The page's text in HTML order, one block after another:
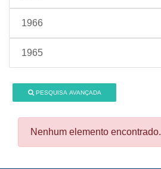
1966
1965
PESQUISA AVANÇADA
Nenhum elemento encontrado.